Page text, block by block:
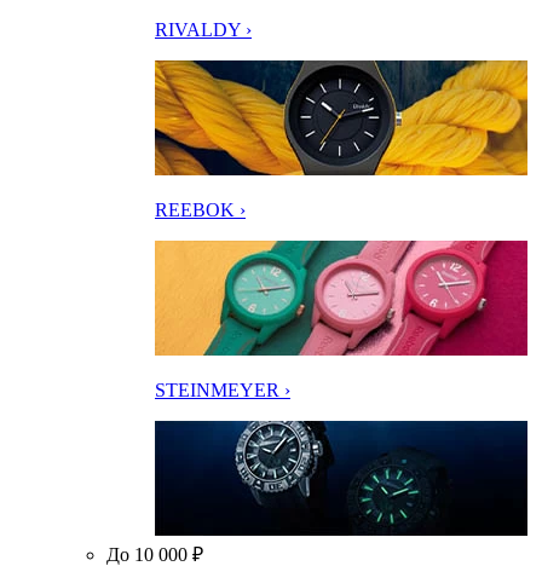
RIVALDY ›
REEBOK ›
STEINMEYER ›
До 10 000 ₽